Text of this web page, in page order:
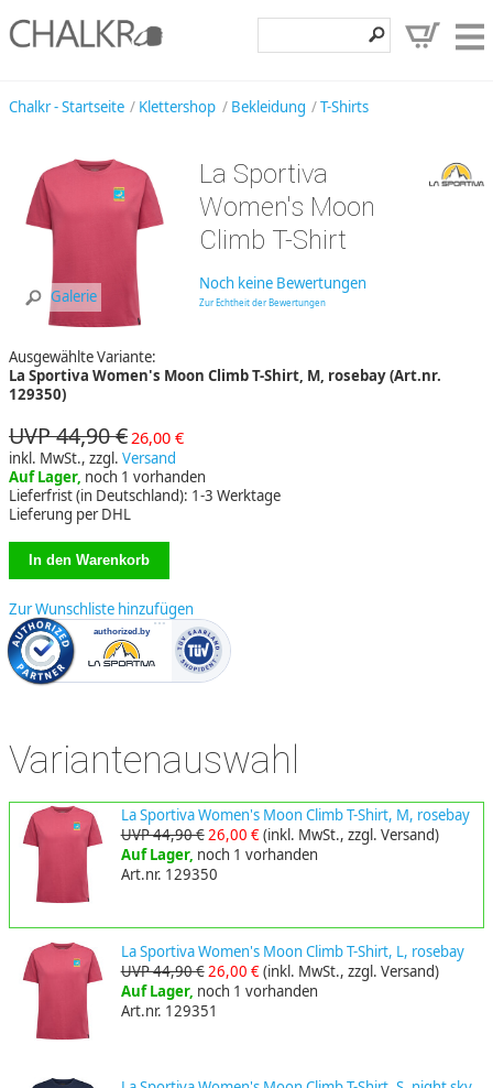
Entdecken
Hilfe, Kontakt
Chalkr - Startseite Klettershop Bekleidung T-Shirts
Galerie
La Sportiva
Women's Moon
Climb T-Shirt
Noch keine Bewertungen
Zur Echtheit der Bewertungen
Ausgewählte Variante:
La Sportiva Women's Moon Climb T-Shirt, M, rosebay (Art.nr.
129350)
UVP 44,90 € 26,00 €
inkl. MwSt., zzgl. Versand
Auf Lager, noch 1 vorhanden
Lieferfrist (in Deutschland): 1-3 Werktage
Lieferung per DHL
Zur Wunschliste hinzufügen
Variantenauswahl
La Sportiva Women's Moon Climb T-Shirt, M, rosebay
UVP 44,90 €26,00 €(inkl. MwSt., zzgl. Versand)
Auf Lager, noch 1 vorhanden
Art.nr. 129350
La Sportiva Women's Moon Climb T-Shirt, L, rosebay
UVP 44,90 € 26,00 €(inkl. MwSt., zzgl. Versand)
Auf Lager, noch 1 vorhanden
Art.nr. 129351